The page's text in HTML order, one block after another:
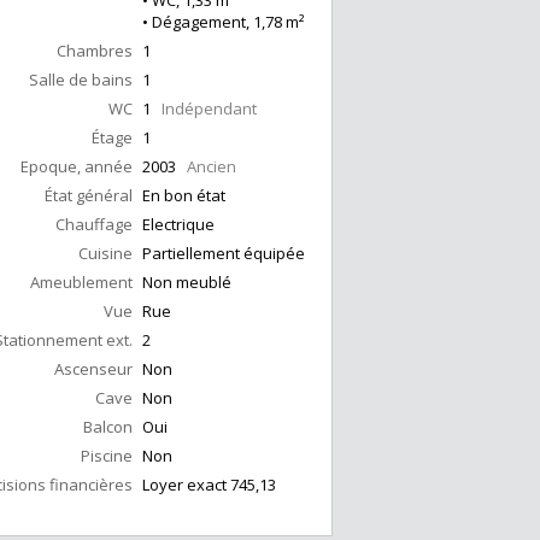
• Dégagement, 1,78 m²
Chambres 1
Salle de bains 1
WC 1 Indépendant
Étage 1
Epoque, année 2003 Ancien
État général En bon état
Chauffage Electrique
Cuisine Partiellement équipée
Ameublement Non meublé
Vue Rue
ext. 2
Ascenseur Non
Cave Non
Balcon Oui
Piscine Non
financières Loyer exact 745,13